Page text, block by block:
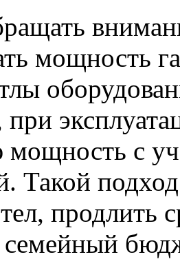
мощность
мощность с
Такой
продлить
семейный